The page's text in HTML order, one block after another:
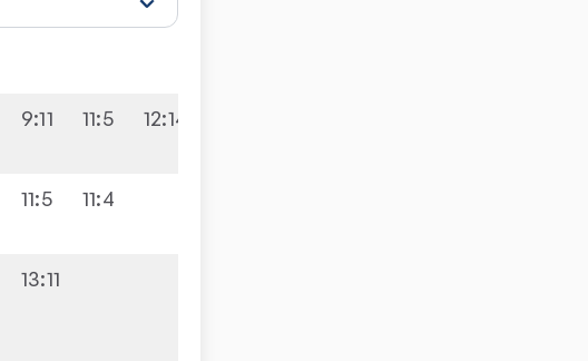
9:11 11:5 12:14
11:5 11:4
13:11